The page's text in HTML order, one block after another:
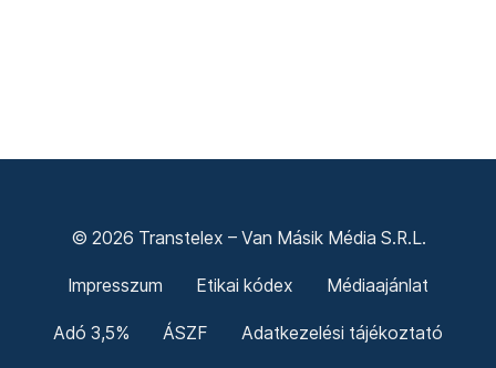
© 2026 Transtelex – Van Másik Média S.R.L.
Impresszum Etikai kódex Médiaajánlat
Adó 3,5% ÁSZF Adatkezelési tájékoztató